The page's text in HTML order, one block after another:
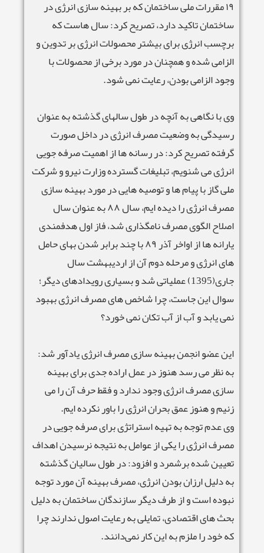
١٩ مقررات ملی ساختمان که بر بهینه سازی انرژی در
ساختمان تاکید دارد، تصریح کرد: سال هاست که
برچسب انرژی برای بیشتر محصولات انرژی بر تدوین و
الزامی شده و همچنان در مورد برخی از محصولات با
وجود الزامی بودن، رعایت نمی شود.
وی با نگاهی به آنچه در طول سالهای گذشته به عنوان
رسیدگی به وضعیت مصرف انرژی در داخل صورت
گرفته تصریح کرد: در رسانه ها از اهمیت صرفه جویی
انرژی می شنویم، تبلیغات گسترده وزارت نیرو و شرکت
ملی گاز با پیام ها و توصیه هایی در مورد بهینه سازی
مصرف انرژی را دیده ایم، سال ٨٨ به عنوان سال
اصلاح الگوی مصرف نامگذاری شد، فاز اول هدفمندی
یارانه ها از اواخر آذر ٨٩ با چند برابر شدن بهای حامل
های انرژی و مرحله دوم آن از اردیبهشت سال
جاری(1395) عملیاتی شد و بسیاری رویدادهای دیگر؛
سوال این جاست، چرا شاخص های مصرف انرژی بهبود
نمی یابد و آب از آب تکان نمی خورد؟
این عضو انجمن بهینه سازی مصرف انرژی یادآور شد:
به نظر می رسد هنوز در عمل اراده جدی برای بهینه
سازی مصرف انرژی وجود ندارد و فقط حرف آن را می
زنیم و هنوز عمق بحران انرژی را باور نکرده ایم.
وی عدم توجه به تهیه استراتژی برای صرفه جویی در
مصرف انرژی را یکی از عوامل به نتیجه نرسیدن اهداف
تعیین شده برشمرد و افزود: در طول سالیان گذشته
به دلیل ارزان بودن انرژی، مصرف بهینه آن مورد توجه
نبوده است و از طرف دیگر سازندگان ساختمان به دلیل
بحث های اقتصادی، تمایلی به رعایت اصول ندارند چرا
که خود را ملزم به این کار نمی‌دانند.